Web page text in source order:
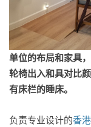
单位的布局和家具
轮椅出入和具对比
有床栏的睡床。
负责专业设计的香